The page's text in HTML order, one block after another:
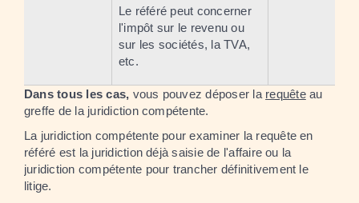
Le référé peut concerner
l'impôt sur le revenu ou
sur les sociétés, la TVA,
etc.
Dans tous les cas, vous pouvez déposer la requêteau
greffe de la juridiction compétente.
La juridiction compétente pour examiner la requête en
référé est la juridiction déjà saisie de l'affaire ou la
juridiction compétente pour trancher définitivement le
litige.